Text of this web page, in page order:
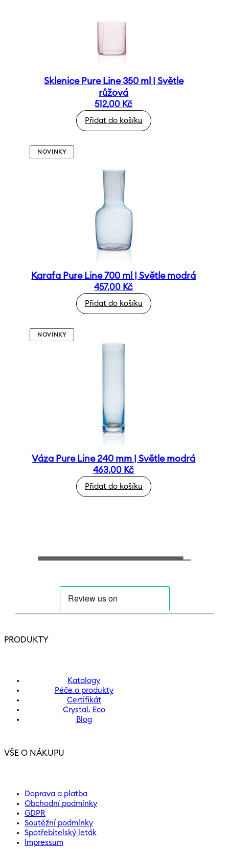
Sklenice Pure Line 350 ml | Světle
růžová
512,00 Kč
Přidat do košíku
NOVINKY
Karafa Pure Line 700 ml | Světle modrá
457,00 Kč
Přidat do košíku
NOVINKY
Váza Pure Line 240 mm | Světle modrá
463,00 Kč
Přidat do košíku
PRODUKTY
Katalogy
Péče o produkty
Certifikát
Crystal. Eco
Blog
VŠE O NÁKUPU
Doprava a platba
Obchodní podmínky
GDPR
Soutěžní podmínky
Spotřebitelský leták
Impressum